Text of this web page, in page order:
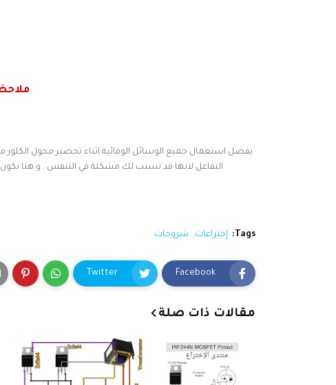
يفضل استعمال جميع الوسائل الوقائية اثناء تحضير محول الكلور
التفاعل لانها قد تسبب لك مشكلة في التنفس . و هنا
Tags: إختراعات شروحات
Facebook
Twitter
مقالات ذات صلة